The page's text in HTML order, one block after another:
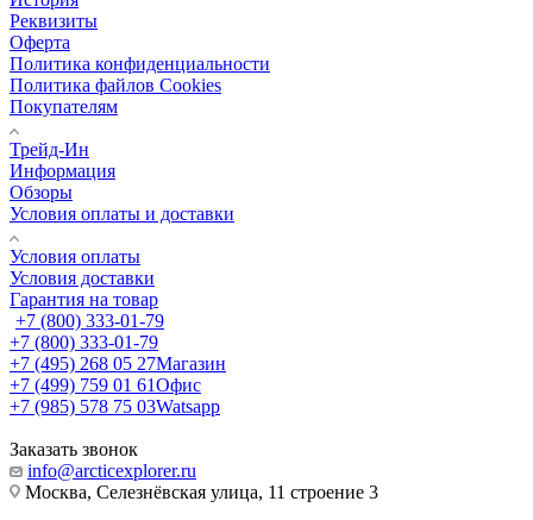
Реквизиты
Оферта
Политика конфиденциальности
Политика файлов Cookies
Покупателям
Трейд-Ин
Информация
Обзоры
Условия оплаты и доставки
Условия оплаты
Условия доставки
Гарантия на товар
+7 (800) 333-01-79
+7 (800) 333-01-79
+7 (495) 268 05 27Магазин
+7 (499) 759 01 61Офис
+7 (985) 578 75 03Watsapp
Заказать звонок
info@arcticexplorer.ru
Москва, Селезнёвская улица, 11 строение 3